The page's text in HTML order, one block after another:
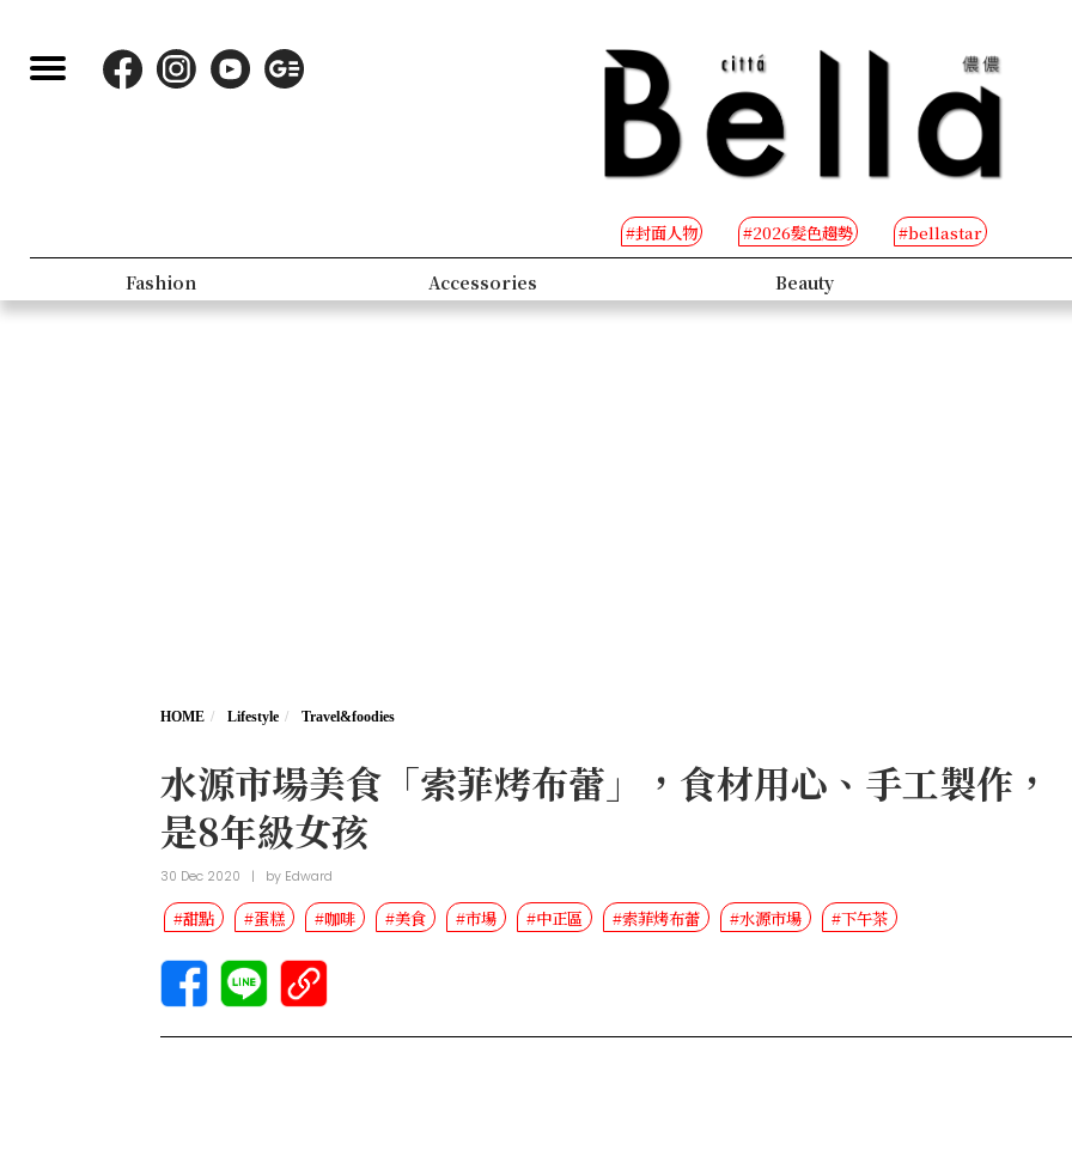
#封面人物 #2026髮色趨勢 #bellastar
Fashion Accessories Beauty
HOME Lifestyle Travel&foodies
水源市場美食「索菲烤布蕾」，食材用心、手工製作，
是8年級女孩
30 Dec 2020 | by Edward
#甜點 #蛋糕 #咖啡 #美食 #市場 #中正區 #索菲烤布蕾 #水源市場 #下午茶